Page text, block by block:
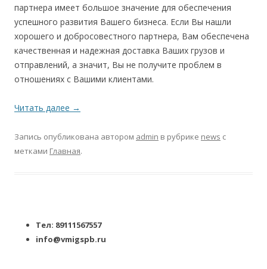
партнера имеет большое значение для обеспечения
успешного развития Вашего бизнеса. Если Вы нашли
хорошего и добросовестного партнера, Вам обеспечена
качественная и надежная доставка Ваших грузов и
отправлений, а значит, Вы не получите проблем в
отношениях с Вашими клиентами.
Читать далее →
Запись опубликована автором admin в рубрике news с
метками Главная.
Тел: 89111567557
info@vmigspb.ru